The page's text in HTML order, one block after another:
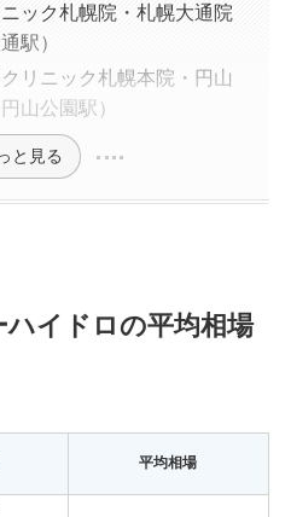
ック札幌院・札幌大通院
駅）
リニック札幌本院・円山
山公園駅）
と見る
イドロの平均相場
平均相場